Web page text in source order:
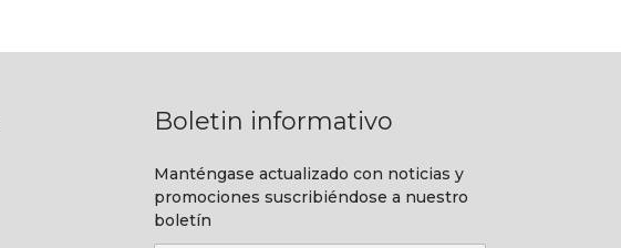
Boletin informativo
Manténgase actualizado con noticias y
promociones suscribiéndose a nuestro
boletín